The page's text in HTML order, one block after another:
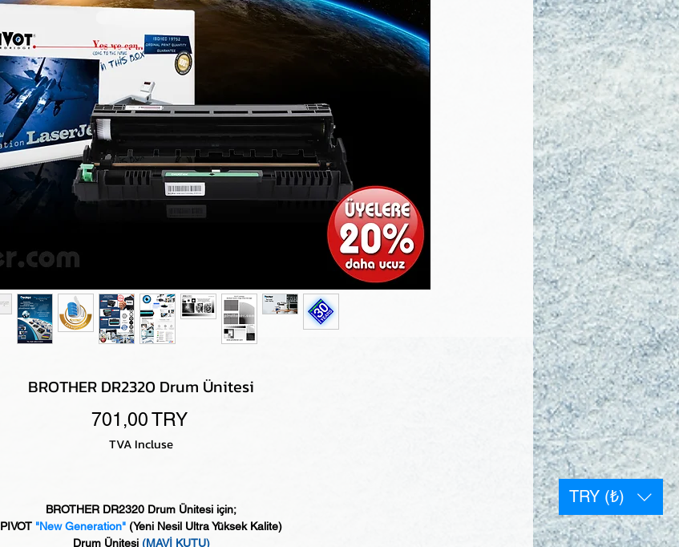
TRY (₺)
BROTHER DR2320 Drum Ünitesi
701,00 TRYPrix
TVA Incluse
BROTHER DR2320 Drum Ünitesi için;
PIVOT "New Generation" (Yeni Nesil Ultra Yüksek Kalite)
Drum Ünitesi(MAVİ KUTU)